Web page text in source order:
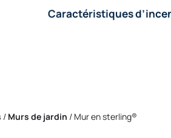
Caractéristiques
/ Murs de jardin / Mur en sterling®